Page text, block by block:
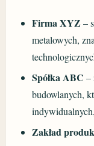
Firma XYZ –
metalowych,
Spółka ABC –
budowlanych,
Zakład